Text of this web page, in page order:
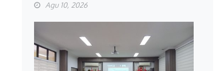
Agu 10, 2026